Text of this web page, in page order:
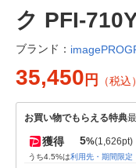
ク PFI-
ブランド：
35,450 円 （税込）
お買い物でもらえる特典
獲得 5%(1,626pt)
うち4.5%は利用先・期間限定